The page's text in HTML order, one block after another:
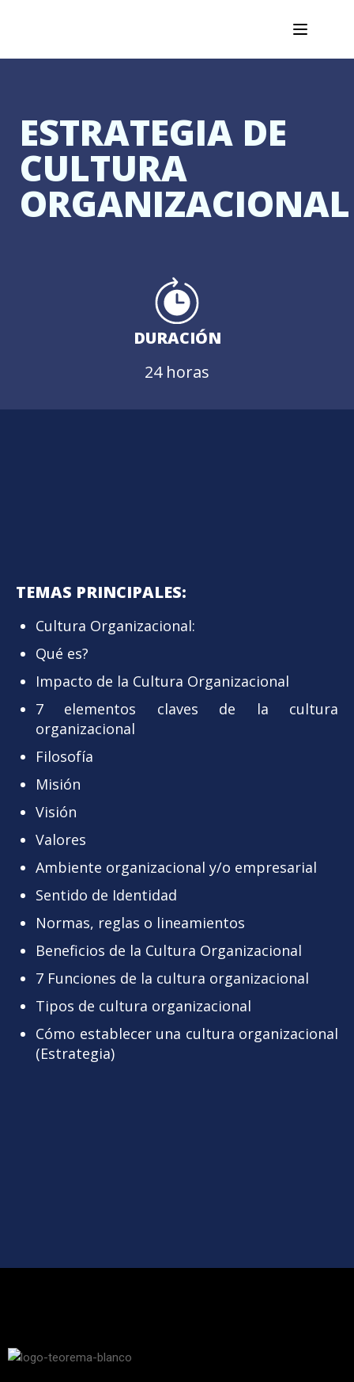
ESTRATEGIA DE
CULTURA
ORGANIZACIONAL
DURACIÓN
24 horas
TEMAS PRINCIPALES:
Cultura Organizacional:
Qué es?
Impacto de la Cultura Organizacional
7 elementos claves de la cultura
organizacional
Filosofía
Misión
Visión
Valores
Ambiente organizacional y/o empresarial
Sentido de Identidad
Normas, reglas o lineamientos
Beneficios de la Cultura Organizacional
7 Funciones de la cultura organizacional
Tipos de cultura organizacional
Cómo establecer una cultura organizacional
(Estrategia)